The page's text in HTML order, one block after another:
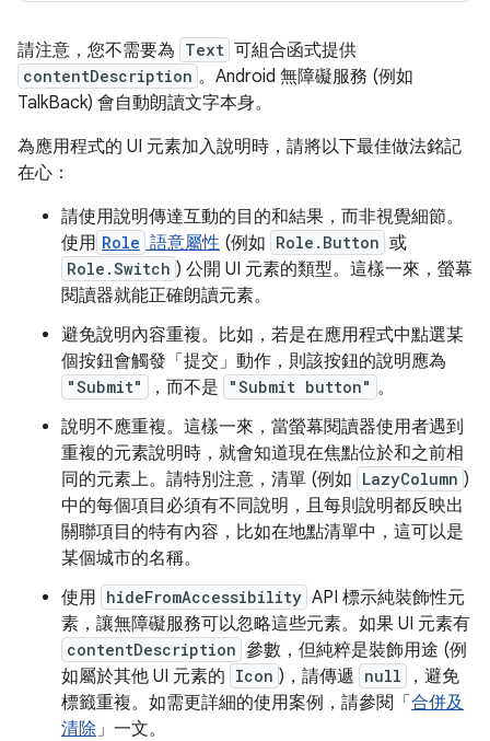
請注意，您不需要為 Text 可組合函式提供
contentDescription 。Android 無障礙服務 (例如
TalkBack) 會自動朗讀文字本身。
為應用程式的 UI 元素加入說明時，請將以下最佳做法銘記
在心：
請使用說明傳達互動的目的和結果，而非視覺細節。
使用 Role 語意屬性 (例如 Role.Button 或
Role.Switch ) 公開 UI 元素的類型。這樣一來，螢幕
閱讀器就能正確朗讀元素。
避免說明內容重複。比如，若是在應用程式中點選某
個按鈕會觸發「提交」動作，則該按鈕的說明應為
"Submit" ，而不是 "Submit button" 。
說明不應重複。這樣一來，當螢幕閱讀器使用者遇到
重複的元素說明時，就會知道現在焦點位於和之前相
同的元素上。請特別注意，清單 (例如 LazyColumn )
中的每個項目必須有不同說明，且每則說明都反映出
關聯項目的特有內容，比如在地點清單中，這可以是
某個城市的名稱。
使用 hideFromAccessibility API 標示純裝飾性元
素，讓無障礙服務可以忽略這些元素。如果 UI 元素有
contentDescription 參數，但純粹是裝飾用途 (例
如屬於其他 UI 元素的 Icon )，請傳遞 null
，避免
標籤重複。如需更詳細的使用案例，請參閱「合併及
清除 」一文。